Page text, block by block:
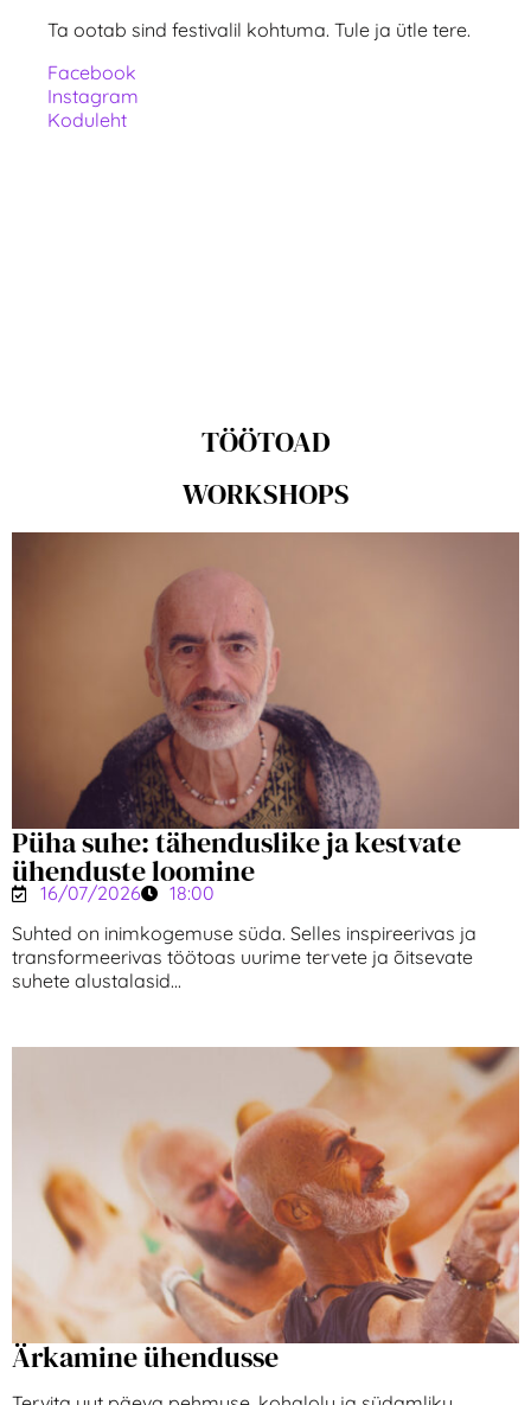
Ta ootab sind festivalil kohtuma. Tule ja ütle tere.
Facebook
Instagram
Koduleht
TÖÖTOAD
WORKSHOPS
Püha suhe: tähenduslike ja kestvate
ühenduste loomine
16/07/2026
18:00
Suhted on inimkogemuse süda. Selles inspireerivas ja
transformeerivas töötoas uurime tervete ja õitsevate
suhete alustalasid...
Ärkamine ühendusse